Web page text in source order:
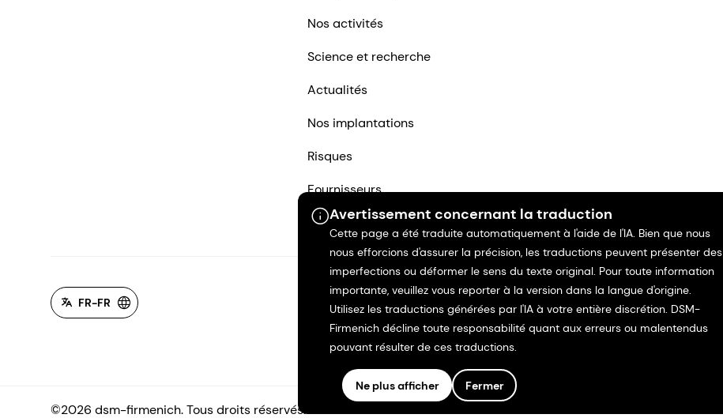
Avertissement concernant la traduction
Cette page a été traduite automatiquement à l'aide de l'IA. Bien que nous
nous efforcions d'assurer la précision, les traductions peuvent présenter des
imperfections ou déformer le sens du texte original. Pour toute information
importante, veuillez vous reporter à la version dans la langue d'origine.
Utilisez les traductions générées par l'IA à votre entière discrétion. DSM-
Firmenich décline toute responsabilité quant aux erreurs ou malentendus
pouvant résulter de ces traductions.
Ne plus afficher Fermer
Nos activités
Science et recherche
Actualités
Nos implantations
Risques
Fournisseurs
Nous contacter
FR-FR
©2026 dsm-firmenich. Tous droits réservés.